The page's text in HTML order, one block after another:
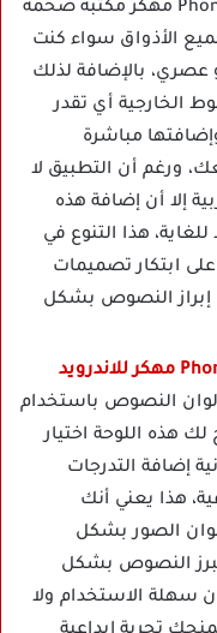
يضم تطبيق Phonto مهكر مكتبة ضخمة
الأذواق سواء كنت
بالإضافة لذلك
الخارجية أي تقدر
مباشرة
ورغم أن التطبيق لا
إلا أن إضافة هذه
هذا التنوع في
ابتكار تصميمات
إبراز النصوص بشكل
النصوص باستخدام
لك هذه اللوحة اختيار
إضافة التدرجات
هذا يعني أنك
الصور بشكل
النصوص بشكل
سهلة الاستخدام ولا